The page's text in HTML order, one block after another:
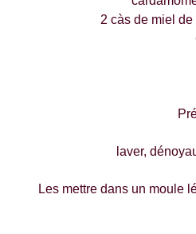
2 càs de miel
laver,
Les mettre dans un moule